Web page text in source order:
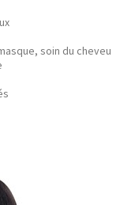
soin du cheveu